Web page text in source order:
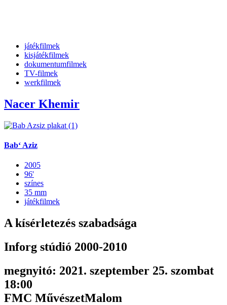
játékfilmek
kisjátékfilmek
dokumentumfilmek
TV-filmek
werkfilmek
Nacer Khemir
Bab‘ Aziz
2005
96'
színes
35 mm
játékfilmek
A kísérletezés szabadsága
Inforg stúdió 2000-2010
megnyitó: 2021. szeptember 25. szombat
18:00
FMC MűvészetMalom